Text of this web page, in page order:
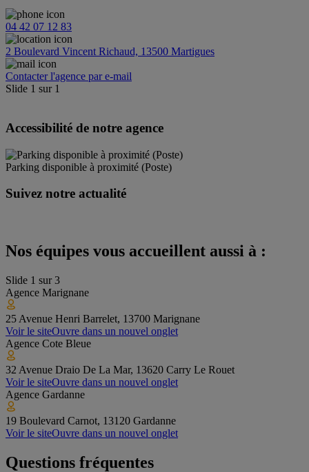
04 42 07 12 83
2 Boulevard Vincent Richaud, 13500 Martigues
Contacter l'agence par e-mail
Slide 1 sur 1
Accessibilité de notre agence
Parking disponible à proximité (Poste)
Suivez notre actualité
Nos équipes vous accueillent aussi à :
Slide 1 sur3
Agence Marignane
25 Avenue Henri Barrelet, 13700 Marignane
Voir le siteOuvre dans un nouvel onglet
Agence Cote Bleue
32 Avenue Draio De La Mar, 13620 Carry Le Rouet
Voir le siteOuvre dans un nouvel onglet
Agence Gardanne
19 Boulevard Carnot, 13120 Gardanne
Voir le siteOuvre dans un nouvel onglet
Questions fréquentes